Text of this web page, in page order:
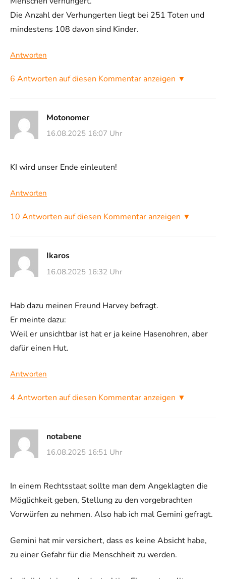
Die Anzahl der Verhungerten liegt bei 251 Toten und
mindestens 108 davon sind Kinder.
Antworten
6 Antworten auf diesen Kommentar anzeigen ▼
Motonomer
16.08.2025 16:07 Uhr
KI wird unser Ende einleuten!
Antworten
10 Antworten auf diesen Kommentar anzeigen ▼
Ikaros
16.08.2025 16:32 Uhr
Hab dazu meinen Freund Harvey befragt.
Er meinte dazu:
Weil er unsichtbar ist hat er ja keine Hasenohren, aber
dafür einen Hut.
Antworten
4 Antworten auf diesen Kommentar anzeigen ▼
notabene
16.08.2025 16:51 Uhr
In einem Rechtsstaat sollte man dem Angeklagten die
Möglichkeit geben, Stellung zu den vorgebrachten
Vorwürfen zu nehmen. Also hab ich mal Gemini gefragt.
Gemini hat mir versichert, dass es keine Absicht habe,
zu einer Gefahr für die Menschheit zu werden.